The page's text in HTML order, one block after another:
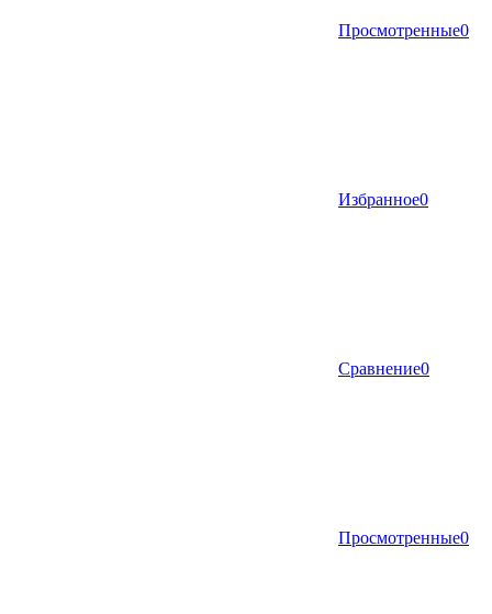
Просмотренные0
Избранное0
Сравнение0
Просмотренные0